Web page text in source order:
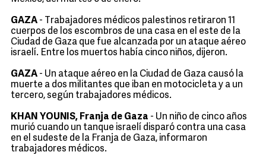
GAZA - Trabajadores médicos palestinos retiraron 11
cuerpos de los escombros de una casa en el este de la
Ciudad de Gaza que fue alcanzada por un ataque aéreo
israelí. Entre los muertos había cinco niños, dijeron.
GAZA - Un ataque aéreo en la Ciudad de Gaza causó la
muerte a dos militantes que iban en motocicleta y a un
tercero, según trabajadores médicos.
KHAN YOUNIS, Franja de Gaza - Un niño de cinco años
murió cuando un tanque israelí disparó contra una casa
en el sudeste de la Franja de Gaza, informaron
trabajadores médicos.